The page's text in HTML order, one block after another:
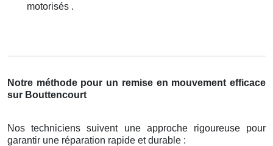
motorisés .
Notre méthode pour un remise en mouvement efficace
sur Bouttencourt
Nos techniciens suivent une approche rigoureuse pour
garantir une réparation rapide et durable :